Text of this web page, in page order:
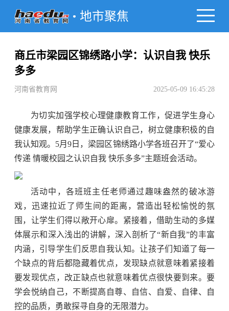
地市聚焦
商丘市梁园区锦绣路小学：认识自我 快乐
多多
河南省教育网 2025-05-09 16:45:28
为切实加强学校心理健康教育工作，促进学生身心
健康发展，帮助学生正确认识自己，树立健康积极的自
我认知观。5月9日，梁园区锦绣路小学各班召开了“爱心
传递 情暖校园之认识自我 快乐多多”主题班会活动。
活动中，各班班主任老师通过趣味盎然的破冰游
戏，迅速拉近了师生间的距离，营造出轻松愉悦的氛
围，让学生们得以敞开心扉。紧接着，借助生动的多媒
体展示和深入浅出的讲解，深入剖析了“新自我”的丰富
内涵，引导学生们反思自我认知。让孩子们知道了每一
个缺点的背后都隐藏着优点，发现缺点就意味着紧接着
要发现优点，改正缺点也就意味着优点很快要到来。要
学会悦纳自己，不断提高自尊、自信、自爱、自律、自
控的品质，勇敢探寻自身的无限潜力。